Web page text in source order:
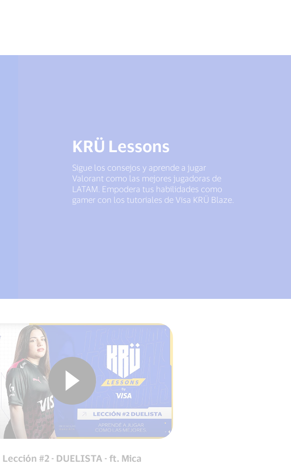
KRÜ Lessons
Sigue los consejos y aprende a jugar
Valorant como las mejores jugadoras de
LATAM. Empodera tus habilidades como
gamer con los tutoriales de Visa KRÜ Blaze.
Lección #2 - DUELISTA - ft. Mica